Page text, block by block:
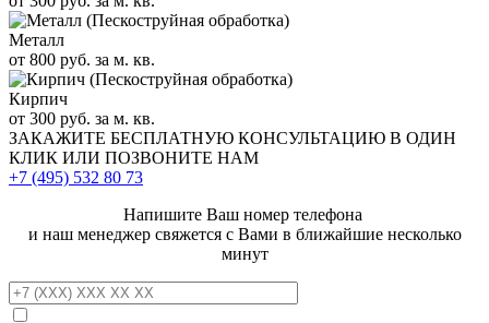
Металл
от 800 руб. за м. кв.
Кирпич
от 300 руб. за м. кв.
ЗАКАЖИТЕ БЕСПЛАТНУЮ КОНСУЛЬТАЦИЮ В ОДИН
КЛИК ИЛИ ПОЗВОНИТЕ НАМ
+7 (495) 532 80 73
Напишите Ваш номер телефона
и наш менеджер свяжется с Вами в ближайшие несколько
минут